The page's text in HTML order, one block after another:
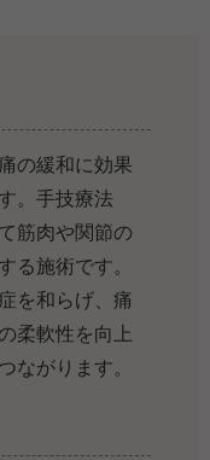
の緩和に効果
。手技療法
筋肉や関節の
る施術です。
を和らげ、痛
柔軟性を向上
ながります。